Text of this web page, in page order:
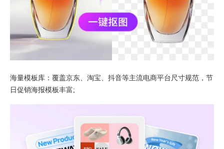
海量模板库：覆盖京东、淘宝、抖音等主流电商平台尺寸规范，节
日促销海报模板丰富;